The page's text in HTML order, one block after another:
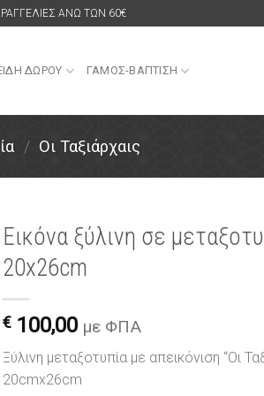
ΑΝΩ ΤΩΝ 60€
ΔΩΡΟΥ ΓΑΜΟΣ-ΒΑΠΤΙΣΗ
/ Οι Ταξιάρχαις
Εικόνα ξύλινη σε
20x26cm
€ 100,00 με ΦΠΑ
Ξύλινη μεταξοτυπία με απεικόνιση “Οι
20cmx26cm